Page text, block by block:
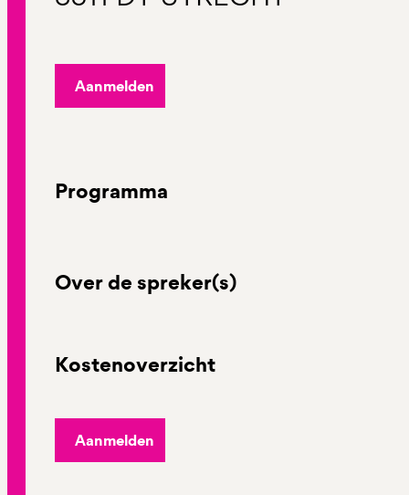
Aanmelden
Programma
Over de spreker(s)
Kostenoverzicht
Aanmelden